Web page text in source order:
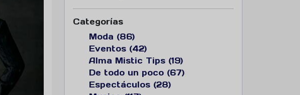
Categorías
Moda (86)
Eventos (42)
Alma Mistic Tips (19)
De todo un poco (67)
Espectáculos (28)